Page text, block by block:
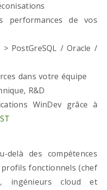
de vos
PostGreSQL / Oracle /
dans votre équipe
R&D
WinDev grâce à
delà des compétences
fonctionnels (chef
ingénieurs cloud et